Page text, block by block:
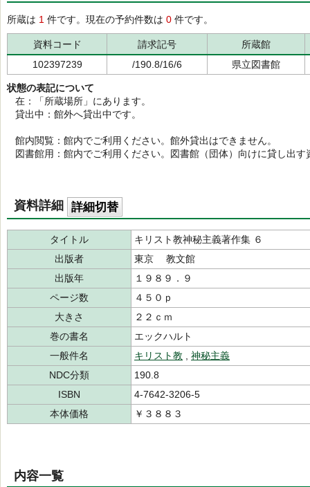
所蔵は 1 件です。現在の予約件数は 0 件です。
資料コード 請求記号
所蔵館
102397239
/190.8/16/6 県立図書館
状態の表記について
在：「所蔵場所」にあります。
貸出中：館外へ貸出中です。
館内閲覧：館内でご利用ください。館外貸出はできません。
図書館用：館内でご利用ください。図書館（団体）向けに貸し出す
資料詳細 詳細切替
タイトル
キリスト教神秘主義著作集 ６
出版者
東京 教文館
出版年
１９８９．９
ページ数
４５０ｐ
大きさ
２２ｃｍ
巻の書名
エックハルト
一般件名
キリスト教
神秘主義
NDC分類
190.8
ISBN
4-7642-3206-5
本体価格
￥３８８３
内容一覧